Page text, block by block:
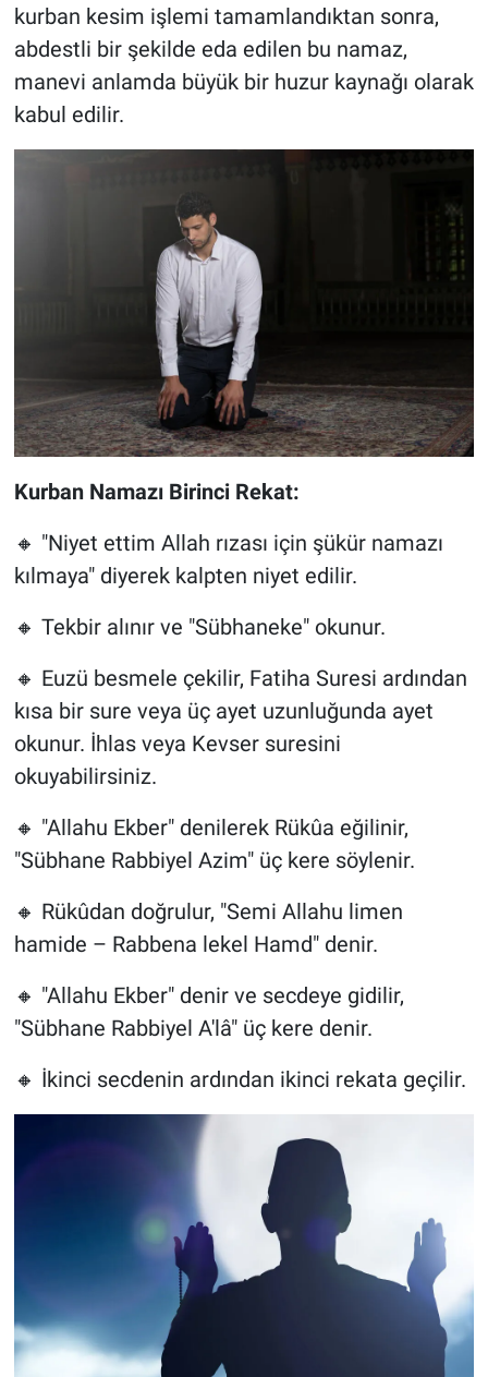
kurban kesim işlemi tamamlandıktan sonra,
abdestli bir şekilde eda edilen bu namaz,
manevi anlamda büyük bir huzur kaynağı olarak
kabul edilir.
Kurban Namazı Birinci Rekat:
🔸 "Niyet ettim Allah rızası için şükür namazı
kılmaya" diyerek kalpten niyet edilir.
🔸 Tekbir alınır ve "Sübhaneke" okunur.
🔸 Euzü besmele çekilir, Fatiha Suresi ardından
kısa bir sure veya üç ayet uzunluğunda ayet
okunur. İhlas veya Kevser suresini
okuyabilirsiniz.
🔸 "Allahu Ekber" denilerek Rükûa eğilinir,
"Sübhane Rabbiyel Azim" üç kere söylenir.
🔸 Rükûdan doğrulur, "Semi Allahu limen
hamide – Rabbena lekel Hamd" denir.
🔸 "Allahu Ekber" denir ve secdeye gidilir,
"Sübhane Rabbiyel A'lâ" üç kere denir.
🔸 İkinci secdenin ardından ikinci rekata geçilir.